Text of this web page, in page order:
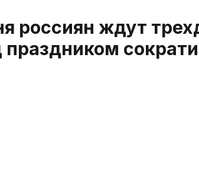
россиян ждут